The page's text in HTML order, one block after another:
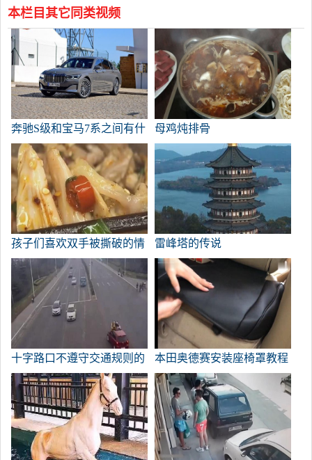
音太惊人了！
了！
本栏目其它同类视频
奔驰S级和宝马7系之间有什
么选择？他们各自的优势是
什么？
母鸡炖排骨
孩子们喜欢双手被撕破的情
况下吃鸡腿。
雷峰塔的传说
十字路口不遵守交通规则的
严重后果
本田奥德赛安装座椅罩教程
+17